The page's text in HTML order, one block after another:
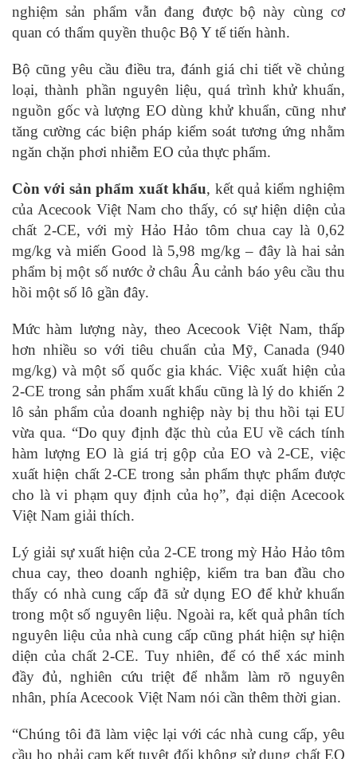
nghiệm sản phẩm vẫn đang được bộ này cùng cơ
quan có thẩm quyền thuộc Bộ Y tế tiến hành.
Bộ cũng yêu cầu điều tra, đánh giá chi tiết về chủng
loại, thành phần nguyên liệu, quá trình khử khuẩn,
nguồn gốc và lượng EO dùng khử khuẩn, cũng như
tăng cường các biện pháp kiểm soát tương ứng nhằm
ngăn chặn phơi nhiễm EO của thực phẩm.
Còn với sản phẩm xuất khẩu, kết quả kiểm nghiệm
của Acecook Việt Nam cho thấy, có sự hiện diện của
chất 2-CE, với mỳ Hảo Hảo tôm chua cay là 0,62
mg/kg và miến Good là 5,98 mg/kg – đây là hai sản
phẩm bị một số nước ở châu Âu cảnh báo yêu cầu thu
hồi một số lô gần đây.
Mức hàm lượng này, theo Acecook Việt Nam, thấp
hơn nhiều so với tiêu chuẩn của Mỹ, Canada (940
mg/kg) và một số quốc gia khác. Việc xuất hiện của
2-CE trong sản phẩm xuất khẩu cũng là lý do khiến 2
lô sản phẩm của doanh nghiệp này bị thu hồi tại EU
vừa qua. “Do quy định đặc thù của EU về cách tính
hàm lượng EO là giá trị gộp của EO và 2-CE, việc
xuất hiện chất 2-CE trong sản phẩm thực phẩm được
cho là vi phạm quy định của họ”, đại diện Acecook
Việt Nam giải thích.
Lý giải sự xuất hiện của 2-CE trong mỳ Hảo Hảo tôm
chua cay, theo doanh nghiệp, kiểm tra ban đầu cho
thấy có nhà cung cấp đã sử dụng EO để khử khuẩn
trong một số nguyên liệu. Ngoài ra, kết quả phân tích
nguyên liệu của nhà cung cấp cũng phát hiện sự hiện
diện của chất 2-CE. Tuy nhiên, để có thể xác minh
đầy đủ, nghiên cứu triệt để nhằm làm rõ nguyên
nhân, phía Acecook Việt Nam nói cần thêm thời gian.
“Chúng tôi đã làm việc lại với các nhà cung cấp, yêu
cầu họ phải cam kết tuyệt đối không sử dụng chất EO